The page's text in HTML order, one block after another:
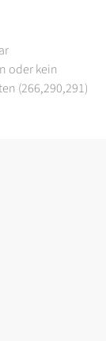
oder kein
(266,290,291)